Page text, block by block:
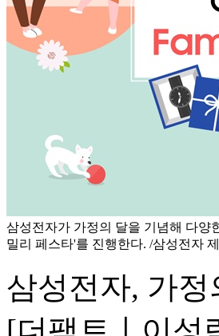
삼성전자가 가정의 달을 기념해 다양
밀리 페스타'를 진행한다. /삼성전자
삼성전자, 가